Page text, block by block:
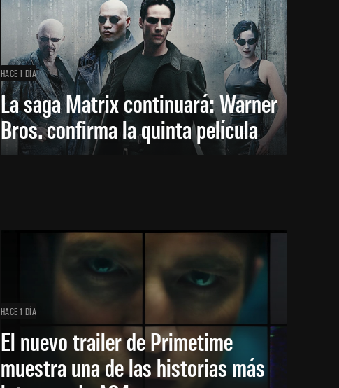
HACE 1 DÍA
La saga Matrix continuará: Warner
Bros. confirma la quinta película
HACE 1 DÍA
El nuevo trailer de Primetime
muestra una de las historias más